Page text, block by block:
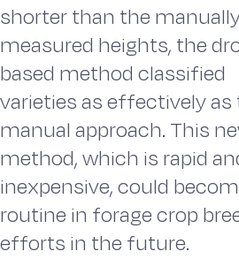
shorter than the
measured heights, the
based method classified
varieties as effectively as
manual approach. This
method, which is rapid
inexpensive, could
routine in forage crop
efforts in the future.